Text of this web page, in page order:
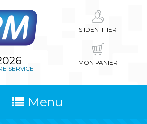
SERVICE
S'IDENTIFIER
MON PANIER
Menu